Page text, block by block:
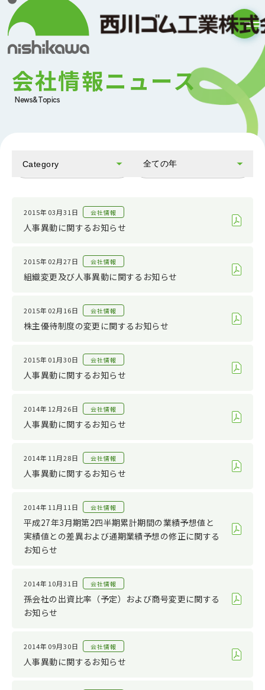
会社情報ニュース
News&Topics
Category
お知らせ
会社情報
全ての年
2019
2015年03月31日 会社情報
人事異動に関するお知らせ
2015年02月27日 会社情報
組織変更及び人事異動に関するお知らせ
2015年02月16日 会社情報
株主優待制度の変更に関するお知らせ
2015年01月30日 会社情報
人事異動に関するお知らせ
2014年12月26日 会社情報
人事異動に関するお知らせ
2014年11月28日 会社情報
人事異動に関するお知らせ
2014年11月11日 会社情報
平成27年3月期第2四半期累計期間の業績予想値と
実績値との差異および通期業績予想の修正に関する
お知らせ
2014年10月31日 会社情報
孫会社の出資比率（予定）および商号変更に関する
お知らせ
2014年09月30日 会社情報
人事異動に関するお知らせ